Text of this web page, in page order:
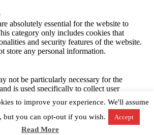
to improve your experience. We'll assume
but you can opt-out if you wish.
Accept
Read More
absolutely essential for the website to
category only includes cookies that
and security features of the website.
store any personal information.
not be particularly necessary for the
is used specifically to collect user
ads, other embedded contents are
cookies. It is mandatory to procure user
these cookies on your website.